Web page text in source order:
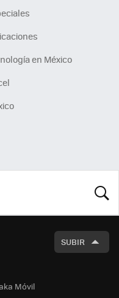
en México
SUBIR
Móvil